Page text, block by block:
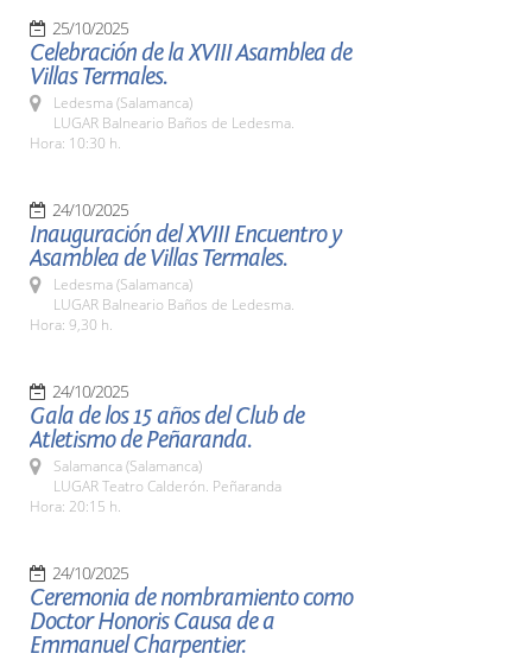
25/10/2025
Celebración de la XVIII Asamblea de
Villas Termales.
Ledesma (Salamanca)
LUGAR Balneario Baños de Ledesma.
Hora: 10:30 h.
24/10/2025
Inauguración del XVIII Encuentro y
Asamblea de Villas Termales.
Ledesma (Salamanca)
LUGAR Balneario Baños de Ledesma.
Hora: 9,30 h.
24/10/2025
Gala de los 15 años del Club de
Atletismo de Peñaranda.
Salamanca (Salamanca)
LUGAR Teatro Calderón. Peñaranda
Hora: 20:15 h.
24/10/2025
Ceremonia de nombramiento como
Doctor Honoris Causa de a
Emmanuel Charpentier.